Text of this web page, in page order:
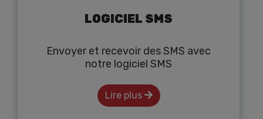
LOGICIEL SMS
Envoyer et recevoir des SMS avec
notre logiciel SMS
Lire plus